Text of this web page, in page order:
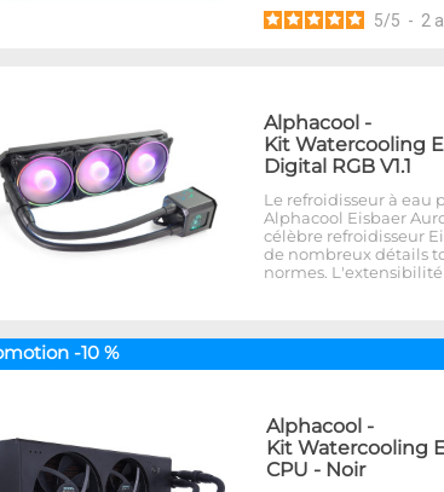
5/5 - 2
Alphacool -
Kit Watercooling
Digital RGB V1.1
Le refroidisseur à eau
Alphacool Eisbaer
célèbre refroidisseur
de nombreux détails
normes. L'extensibilité
-10 %
Alphacool -
Kit Watercooling
CPU - Noir